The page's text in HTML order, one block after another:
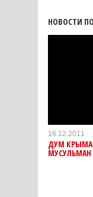
НОВОСТИ
16.12.2011
ДУМ КРЫМА